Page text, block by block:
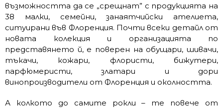
възможността да се „срещнат” с продукцията на
38 малки, семейни, занаятчийски ателиета,
ситуирани във Флоренция. Почти всеки детайл от
новата колекция и организацията по
представянето й, е поверен на обущари, шивачи,
тъкачи, кожари, флористи, бижутери,
парфюмеристи, златари и дори
винопроизводители от Флоренция и околността.
А колкото до самите рокли – те повече от